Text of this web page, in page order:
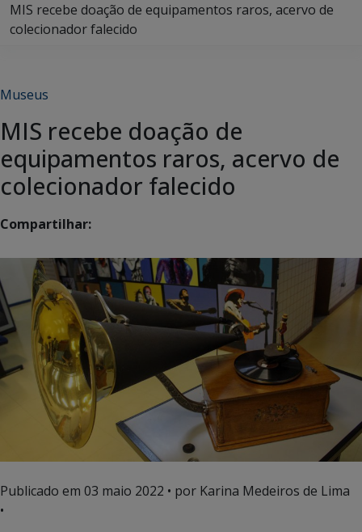
MIS recebe doação de equipamentos raros, acervo de
colecionador falecido
Museus
MIS recebe doação de
equipamentos raros, acervo de
colecionador falecido
Compartilhar:
Publicado em 03 maio 2022 • por Karina Medeiros de Lima
•